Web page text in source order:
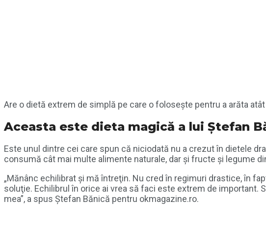
Are o dietă extrem de simplă pe care o folosește pentru a arăta
Aceasta este dieta magică a lui Ștefan
Este unul dintre cei care spun că niciodată nu a crezut în dietele
consumă cât mai multe alimente naturale, dar și fructe și legume
„Mănânc echilibrat şi mă întreţin. Nu cred în regimuri drastice, în
soluţie. Echilibrul în orice ai vrea să faci este extrem de important.
mea”, a spus Ștefan Bănică pentru okmagazine.ro.